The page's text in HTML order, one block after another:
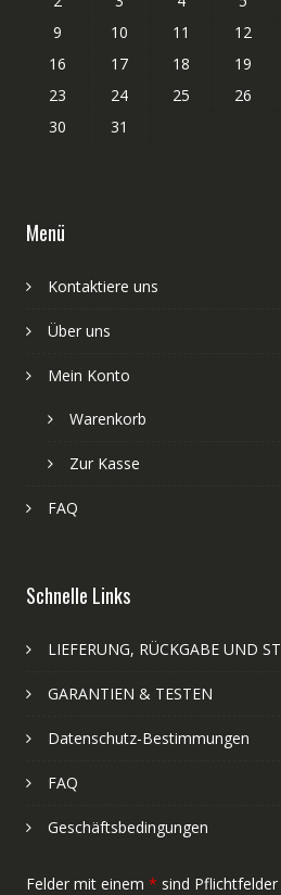
9
10 11 12
16
17 18 19
23
24 25 26
30
31
Menü
Kontaktiere uns
Über uns
Mein Konto
Warenkorb
Zur Kasse
FAQ
Schnelle Links
LIEFERUNG, RÜCKGABE UND
GARANTIEN & TESTEN
Datenschutz-Bestimmungen
FAQ
Geschäftsbedingungen
Felder mit einem * sind Pflichtfelder